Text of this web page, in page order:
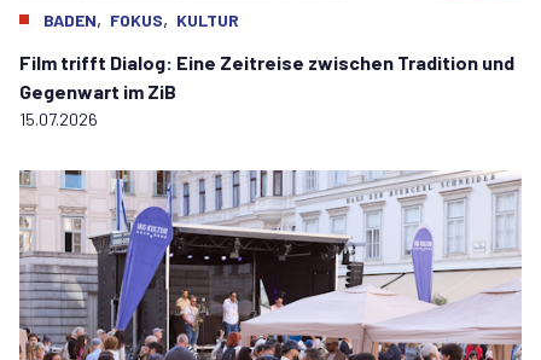
BADEN, FOKUS, KULTUR
Film trifft Dialog: Eine Zeitreise zwischen Tradition und
Gegenwart im ZiB
15.07.2026